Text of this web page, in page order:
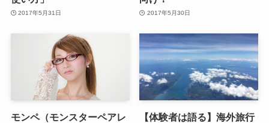
2017年5月31日 2017年5月30日
モンペ（モンスターペアレ
【体験者は語る】海外旅行